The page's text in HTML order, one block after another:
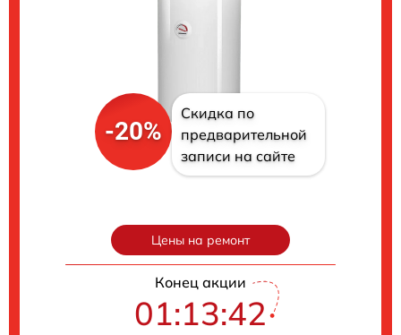
-20%
Скидка по
предварительной
записи на сайте
Цены на ремонт
Конец акции
01:13:41